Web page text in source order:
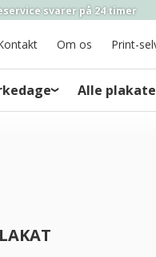
svarer på 24 timer
Om os Print-
Alle